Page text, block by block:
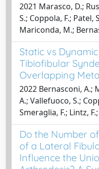
2021 Marasco, D.;
S.; Coppola, F.; Patel,
Mariconda, M.;
Static vs
Tibiofibular
Overlapping
2022 Bernasconi, A.;
A.; Vallefuoco, S.;
Smeraglia, F.; Lintz,
Do the Number
of a Lateral
Influence the